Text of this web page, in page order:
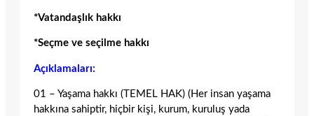
*Vatandaşlık hakkı
*Seçme ve seçilme hakkı
Açıklamaları:
01 – Yaşama hakkı (TEMEL HAK) (Her insan yaşama
hakkına sahiptir, hiçbir kişi, kurum, kuruluş yada